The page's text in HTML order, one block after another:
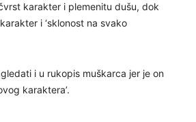
karakter i plemenitu dušu, dok
i ‘sklonost na svako
i u rukopis muškarca jer je on
karaktera’.